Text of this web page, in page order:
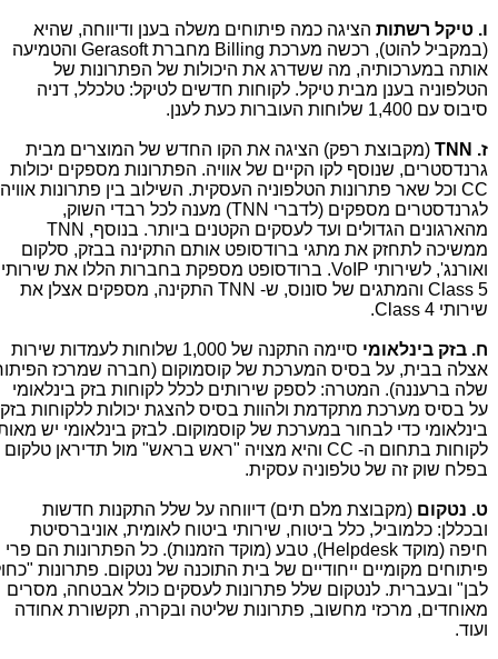
ו. טיקל רשתות הציגה כמה פיתוחים משלה בענן ודיווחה, שהיא
(במקביל להוט), רכשה מערכת Billing מחברת Gerasoft והטמיעה
אותה במערכותיה, מה ששדרג את היכולות של הפתרונות של
הטלפוניה בענן מבית טיקל. לקוחות חדשים לטיקל: טלכלל, דניה
סיבוס עם 1,400 שלוחות העוברות כעת לענן.
ז. TNN
(מקבוצת רפק) הציגה את הקו החדש של המוצרים מבית
גרנדסטרים, שנוסף לקו הקיים של אוויה. הפתרונות מספקים יכולות
CC וכל שאר פתרונות הטלפוניה העסקית. השילוב בין פתרונות אוויה
לגרנדסטרים מספקים (לדברי TNN) מענה לכל רבדי השוק,
מהארגונים הגדולים ועד לעסקים הקטנים ביותר. בנוסף, TNN
ממשיכה לתחזק את מתגי ברודסופט אותם התקינה בבזק, סלקום
ואורנג', לשירותי VoIP. ברודסופט מספקת בחברות הללו את שירותי
Class 5 והמתגים של סונוס, ש- TNN התקינה, מספקים אצלן את
שירותי Class 4.
ח. בזק בינלאומי
סיימה התקנה של 1,000 שלוחות לעמדות שירות
אצלה בבית, על בסיס המערכת של קוסמוקום (חברה שמרכז
שלה ברעננה). המטרה: לספק שירותים לכלל לקוחות בזק בינלאומי
על בסיס מערכת מתקדמת ולהוות בסיס להצגת יכולות ללקוחות בזק
בינלאומי כדי לבחור במערכת של קוסמוקום. לבזק בינלאומי יש
לקוחות בתחום ה- CC והיא מצויה "ראש בראש" מול תדיראן טלקום
בפלח שוק זה של טלפוניה עסקית.
ט. נטקום (מקבוצת מלם תים) דיווחה על שלל התקנות חדשות
ובכללן: כלמוביל, כלל ביטוח, שירותי ביטוח לאומית, אוניברסיטת
חיפה (מוקד Helpdesk), טבע (מוקד הזמנות). כל הפתרונות הם פרי
פיתוחים מקומיים ייחודיים של בית התוכנה של נטקום. פתרונות
לבן" ובעברית. לנטקום שלל פתרונות לעסקים כולל אבטחה, מסרים
מאוחדים, מרכזי מחשוב, פתרונות שליטה ובקרה, תקשורת אחודה
ועוד.